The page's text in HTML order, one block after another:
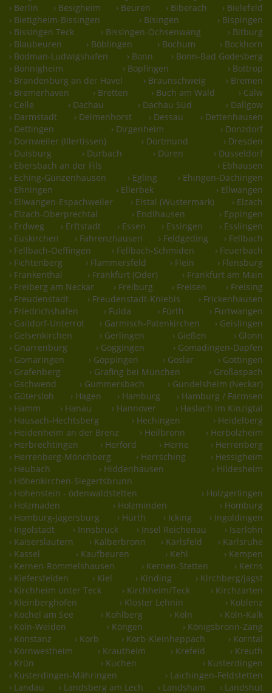
› Berlin
› Besigheim › Beuren › Biberach
› Bielefeld
› Bietigheim-Bissingen
› Bisingen
› Bispingen
› Bissingen Teck
› Bissingen-Ochsenwang
› Bitburg
› Blaubeuren
› Böblingen › Bochum
› Bockhorn
› Bodman-Ludwigshafen
› Bonn
› Bonn-Bad Godesberg
› Bönnigheim
› Bopfingen
› Bottrop
› Brandenburg an der Havel
› Braunschweig
› Bremen
› Bremerhaven
› Bretten › Buch am Wald
› Calw
› Celle
› Dachau › Dachau Süd
› Dallgow
› Darmstadt
› Delmenhorst › Dessau
› Dettenhausen
› Dettingen
› Dirgenheim
› Donzdorf
› Dornweiler (Illertissen)
› Dortmund
› Dresden
› Duisburg
› Durbach › Düren
› Düsseldorf
› Ebersbach an der Fils
› Ebhausen
› Eching-Günzenhausen
› Egling
› Ehingen-Dächingen
› Ehningen
› Ellerbek
› Ellwangen
› Ellwangen-Espachweiler
› Elstal (Wustermark)
› Elzach
› Elzach-Oberprechtal
› Endlhausen
› Eppingen
› Erdweg
› Erftstadt › Essen › Essingen
› Esslingen
› Euskirchen
› Fahrenzhausen › Feldgeding
› Fellbach
› Fellbach-Oeffingen
› Fellbach-Schmiden
› Feuerbach
› Fichtenberg
› Flammersfeld › Flein
› Flensburg
› Frankenthal
› Frankfurt (Oder)
› Frankfurt am Main
› Freiberg am Neckar
› Freiburg › Freisen
› Freising
› Freudenstadt
› Freudenstadt-Kniebis
› Frickenhausen
› Friedrichshafen
› Fulda › Fürth
› Furtwangen
› Gaildorf-Unterrot
› Garmisch-Patenkirchen
› Geislingen
› Gelsenkirchen
› Gerlingen › Gießen
› Glonn
› Gnarrenburg
› Göggingen
› Gomadingen-Dapfen
› Gomaringen
› Göppingen › Goslar
› Göttingen
› Grafenberg
› Grafing bei München
› Großaspach
› Gschwend
› Gummersbach
› Gundelsheim (Neckar)
› Gütersloh
› Hagen › Hamburg
› Hamburg / Farmsen
› Hamm
› Hanau › Hannover
› Haslach im Kinzigtal
› Hausach-Hechtsberg
› Hechingen
› Heidelberg
› Heidenheim an der Brenz
› Heilbronn
› Herbolzheim
› Herbrechtingen
› Herford › Herne
› Herrenberg
› Herrenberg-Mönchberg
› Herrsching
› Hessigheim
› Heubach
› Hiddenhausen
› Hildesheim
› Höhenkirchen-Siegertsbrunn
› Hohenstein - ödenwaldstetten
› Holzgerlingen
› Holzmaden
› Holzminden
› Homburg
› Homburg-Jägersburg
› Hürth › Icking
› Ingoldingen
› Ingolstadt
› Innsbruck › Insel Reichenau
› Iserlohn
› Kaiserslautern
› Kälberbronn › Karlsfeld
› Karlsruhe
› Kassel
› Kaufbeuren › Kehl
› Kempen
› Kernen-Rommelshausen
› Kernen-Stetten
› Kerns
› Kiefersfelden
› Kiel › Kinding
› Kirchberg/jagst
› Kirchheim unter Teck
› Kirchheim/Teck
› Kirchzarten
› Kleinberghofen
› Kloster Lehnin
› Koblenz
› Kochel am See
› Kohlberg › Köln
› Köln-Kalk
› Köln-Weiden
› Köngen
› Königsbronn-Zang
› Konstanz
› Korb › Korb-Kleinheppach
› Korntal
› Kornwestheim
› Krautheim › Krefeld
› Kreuth
› Krün
› Kuchen
› Kusterdingen
› Kusterdingen-Mähringen
› Laichingen-Feldstetten
› Landau
› Landsberg am Lech › Landsham
› Landshut